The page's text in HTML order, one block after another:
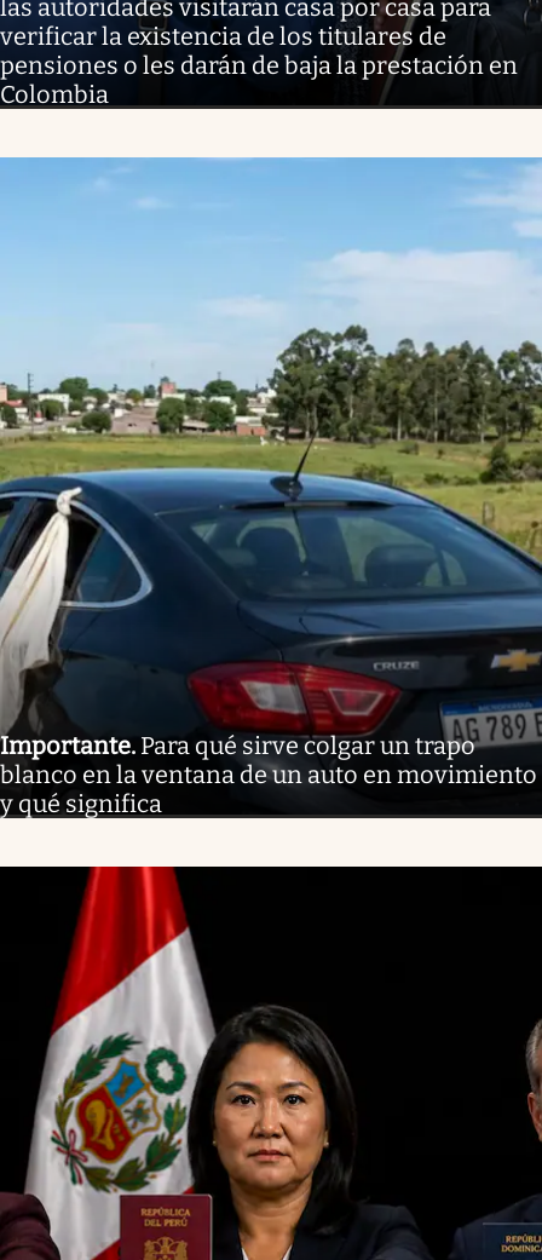
las autoridades visitarán casa por casa para
verificar la existencia de los titulares de
pensiones o les darán de baja la prestación en
Colombia
Importante. Para qué sirve colgar un trapo
blanco en la ventana de un auto en movimiento
y qué significa